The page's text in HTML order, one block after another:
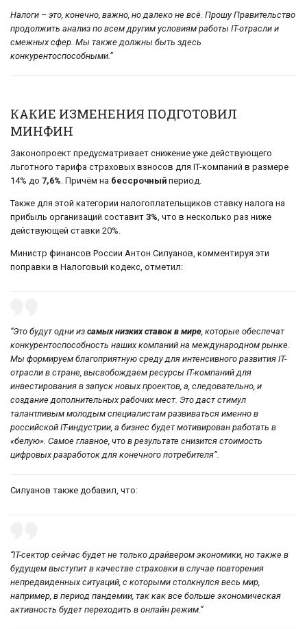
Налоги – это, конечно, важно, но далеко не всё. Прошу Правительство
продолжить анализ по всем другим условиям работы IT-отрасли и
смежных сфер. Мы также должны быть здесь
конкурентоспособными.”
КАКИЕ ИЗМЕНЕНИЯ ПОДГОТОВИЛ
МИНФИН
Законопроект предусматривает снижение уже действующего
льготного тарифа страховых взносов для IT-компаний в размере
14% до 7,6%. Причём на бессрочный период.
Также для этой категории налогоплательщиков ставку налога на
прибыль организаций составит 3%, что в несколько раз ниже
действующей ставки 20%.
Министр финансов России Антон Силуанов, комментируя эти
поправки в Налоговый кодекс, отметил:
“Это будут одни из самых низких ставок в мире, которые обеспечат
конкурентоспособность наших компаний на международном рынке.
Мы формируем благоприятную среду для интенсивного развития IT-
отрасли в стране, высвобождаем ресурсы IT-компаний для
инвестирования в запуск новых проектов, а, следовательно, и
создание дополнительных рабочих мест. Это даст стимул
талантливым молодым специалистам развиваться именно в
российской IT-индустрии, а бизнес будет мотивирован работать в
«белую». Самое главное, что в результате снизится стоимость
цифровых разработок для конечного потребителя”.
Силуанов также добавил, что:
“IT-сектор сейчас будет не только драйвером экономики, но также в
будущем выступит в качестве страховки в случае повторения
непредвиденных ситуаций, с которыми столкнулся весь мир,
например, в период пандемии, так как все больше экономическая
активность будет переходить в онлайн режим.”